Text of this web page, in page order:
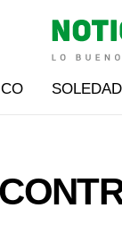
SOLEDAD